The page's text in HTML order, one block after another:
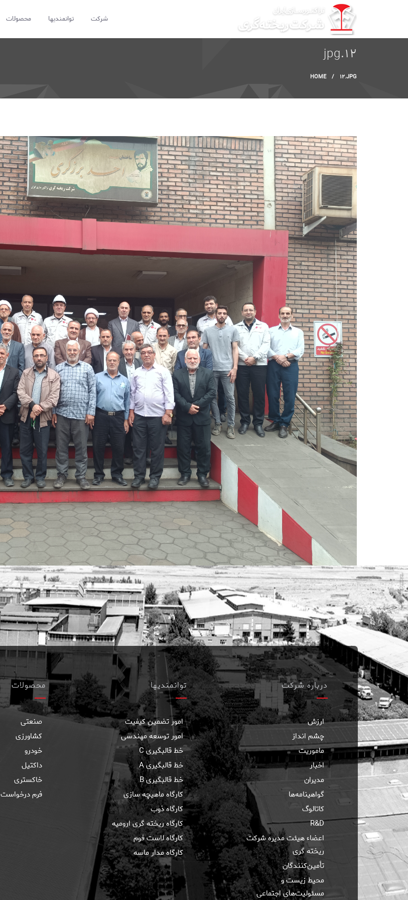
Skip to main content
شرکت توانمندیها محصولات
12.jpg
You are here
HOME / 12.JPG
درباره شرکت
ارزش
چشم انداز
ماموریت
اخبار
مدیران
گواهینامه‌ها
کاتالوگ
R&D
اعضاء هیئت مدیره شرکت
ریخته گری
تأمین‌کنندگان
محیط زیست و
مسئولیت‌های اجتماعی
توانمندیها
امور تضمین کیفیت
امور توسعه مهندسی
خط قالبگيری C
خط قالبگیری A
خط قالبگیری B
كارگاه ماهيچه سازی
کارگاه ذوب
کارگاه ریخته گری ارومیه
کارگاه لاست فوم
کارگاه مدار ماسه
محصولات
صنعتی
کشاورزی
خودرو
داکتیل
خاکستری
فرم درخواست